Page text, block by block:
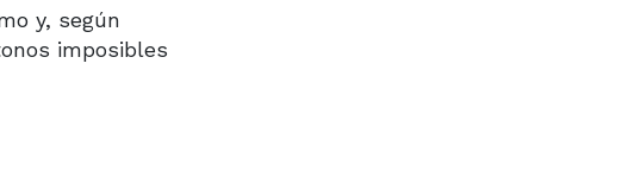
y, según
imposibles